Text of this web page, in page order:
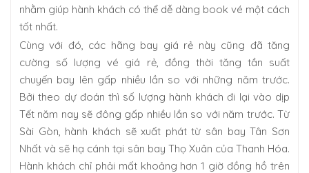
nhằm giúp hành khách có thể dễ dàng book vé một cách
tốt nhất.
Cùng với đó, các hãng bay giá rẻ này cũng đã tăng
cường số lượng vé giá rẻ, đồng thời tăng tần suất
chuyến bay lên gấp nhiều lần so với những năm trước.
Bởi theo dự đoán thì số lượng hành khách đi lại vào dịp
Tết năm nay sẽ đông gấp nhiều lần so với năm trước. Từ
Sài Gòn, hành khách sẽ xuất phát từ sân bay Tân Sơn
Nhất và sẽ hạ cánh tại sân bay Thọ Xuân của Thanh Hóa.
Hành khách chỉ phải mất khoảng hơn 1 giờ đồng hồ trên